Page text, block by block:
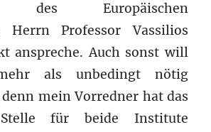
des Europäischen
Herrn Professor Vassilios
anspreche. Auch sonst will
als unbedingt nötig
mein Vorredner hat das
für beide Institute